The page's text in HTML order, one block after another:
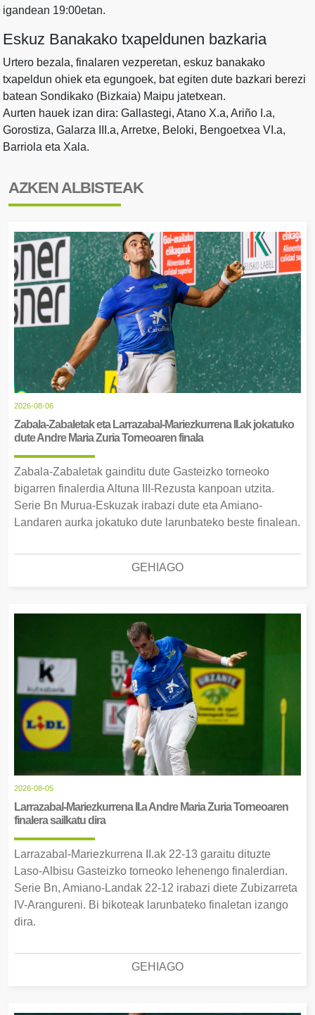
igandean 19:00etan.
Eskuz Banakako txapeldunen bazkaria
Urtero bezala, finalaren vezperetan, eskuz banakako
txapeldun ohiek eta egungoek, bat egiten dute bazkari berezi
batean Sondikako (Bizkaia) Maipu jatetxean.
Aurten hauek izan dira: Gallastegi, Atano X.a, Ariño I.a,
Gorostiza, Galarza III.a, Arretxe, Beloki, Bengoetxea VI.a,
Barriola eta Xala.
AZKEN ALBISTEAK
2026-08-06
Zabala-Zabaletak eta Larrazabal-Mariezkurrena II.ak jokatuko
dute Andre Maria Zuria Torneoaren finala
Zabala-Zabaletak gainditu dute Gasteizko torneoko
bigarren finalerdia Altuna III-Rezusta kanpoan utzita.
Serie Bn Murua-Eskuzak irabazi dute eta Amiano-
Landaren aurka jokatuko dute larunbateko beste finalean.
GEHIAGO
2026-08-05
Larrazabal-Mariezkurrena II.a Andre Maria Zuria Torneoaren
finalera sailkatu dira
Larrazabal-Mariezkurrena II.ak 22-13 garaitu dituzte
Laso-Albisu Gasteizko torneoko lehenengo finalerdian.
Serie Bn, Amiano-Landak 22-12 irabazi diete Zubizarreta
IV-Arangureni. Bi bikoteak larunbateko finaletan izango
dira.
GEHIAGO